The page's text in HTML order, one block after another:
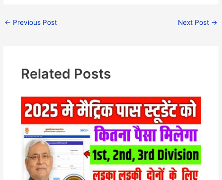
← Previous Post Next Post →
Related Posts